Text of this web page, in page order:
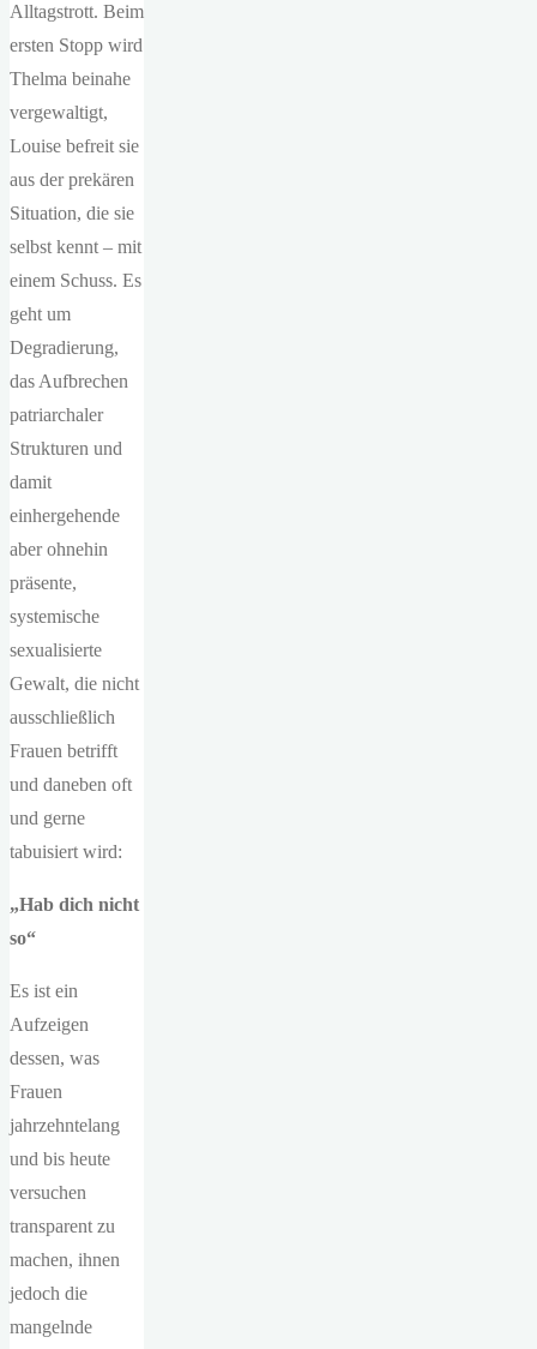
Alltagstrott. Beim
ersten Stopp wird
Thelma beinahe
vergewaltigt,
Louise befreit sie
aus der prekären
Situation, die sie
selbst kennt – mit
einem Schuss. Es
geht um
Degradierung,
das Aufbrechen
patriarchaler
Strukturen und
damit
einhergehende
aber ohnehin
präsente,
systemische
sexualisierte
Gewalt, die nicht
ausschließlich
Frauen betrifft
und daneben oft
und gerne
tabuisiert wird:
„Hab dich nicht
so“
Es ist ein
Aufzeigen
dessen, was
Frauen
jahrzehntelang
und bis heute
versuchen
transparent zu
machen, ihnen
jedoch die
mangelnde